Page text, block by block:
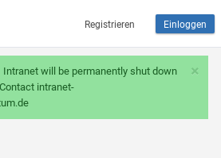
Registrieren Einloggen
×
will be permanently shut down
intranet-